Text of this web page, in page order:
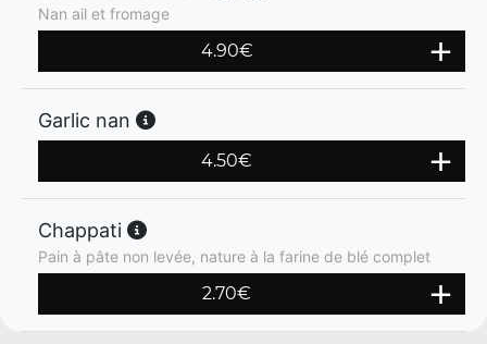
Nan ail et fromage
4.90€
Garlic nan
4.50€
Chappati
Pain à pâte non levée, nature à la farine de blé complet
2.70€